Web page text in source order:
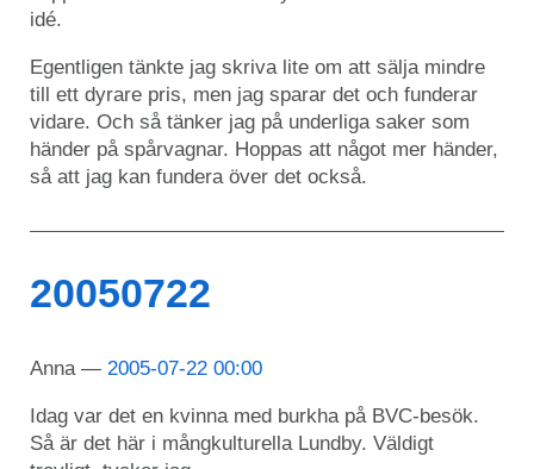
idé.
Egentligen tänkte jag skriva lite om att sälja mindre
till ett dyrare pris, men jag sparar det och funderar
vidare. Och så tänker jag på underliga saker som
händer på spårvagnar. Hoppas att något mer händer,
så att jag kan fundera över det också.
20050722
Anna 2005-07-22 00:00
Idag var det en kvinna med burkha på BVC-besök.
Så är det här i mångkulturella Lundby. Väldigt